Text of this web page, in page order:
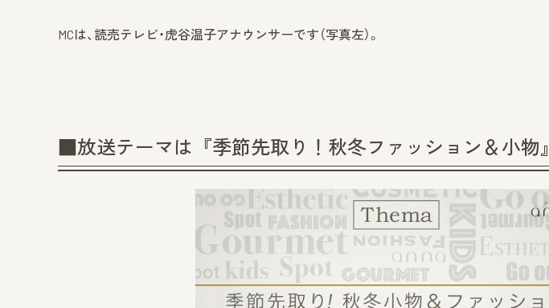
MCは、読売テレビ・虎谷温子アナウンサーです（写真左）。
■放送テーマは『季節先取り！秋冬ファッション＆小物』